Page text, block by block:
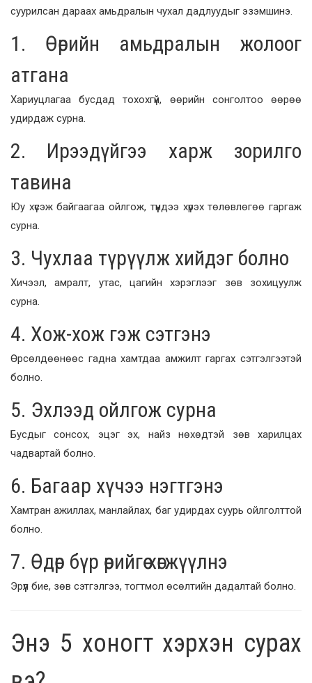
суурилсан дараах амьдралын чухал дадлуудыг эзэмшинэ.
1. Өөрийн амьдралын жолоог
атгана
Хариуцлагаа бусдад тохохгүй, өөрийн сонголтоо өөрөө
удирдаж сурна.
2. Ирээдүйгээ харж зорилго
тавина
Юу хүсэж байгаагаа ойлгож, түүндээ хүрэх төлөвлөгөө гаргаж
сурна.
3. Чухлаа түрүүлж хийдэг болно
Хичээл, амралт, утас, цагийн хэрэглээг зөв зохицуулж
сурна.
4. Хож-хож гэж сэтгэнэ
Өрсөлдөөнөөс гадна хамтдаа амжилт гаргах сэтгэлгээтэй
болно.
5. Эхлээд ойлгож сурна
Бусдыг сонсох, эцэг эх, найз нөхөдтэй зөв харилцах
чадвартай болно.
6. Багаар хүчээ нэгтгэнэ
Хамтран ажиллах, манлайлах, баг удирдах суурь ойлголттой
болно.
7. Өдөр бүр өөрийгөө хөгжүүлнэ
Эрүүл бие, зөв сэтгэлгээ, тогтмол өсөлтийн дадалтай болно.
Энэ 5 хоногт хэрхэн сурах